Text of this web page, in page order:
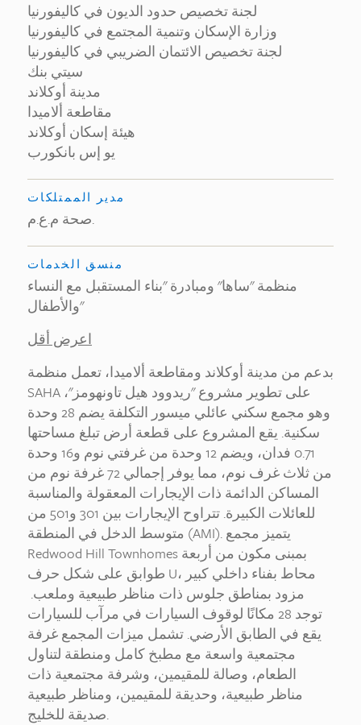
لجنة تخصيص حدود الديون في كاليفورنيا
وزارة الإسكان وتنمية المجتمع في كاليفورنيا
لجنة تخصيص الائتمان الضريبي في كاليفورنيا
سيتي بنك
مدينة أوكلاند
مقاطعة ألاميدا
هيئة إسكان أوكلاند
يو إس بانكورب
مدير الممتلكات
صحة م.ع.م.
منسق الخدمات
منظمة "ساها" ومبادرة "بناء المستقبل مع النساء
والأطفال"
اعرض أقل
بدعم من مدينة أوكلاند ومقاطعة ألاميدا، تعمل منظمة
SAHA على تطوير مشروع "ريدوود هيل تاونهومز"،
وهو مجمع سكني عائلي ميسور التكلفة يضم 28 وحدة
سكنية. يقع المشروع على قطعة أرض تبلغ مساحتها
0.71 فدان، ويضم 12 وحدة من غرفتي نوم و16 وحدة
من ثلاث غرف نوم، مما يوفر إجمالي 72 غرفة نوم من
المساكن الدائمة ذات الإيجارات المعقولة والمناسبة
للعائلات الكبيرة. تتراوح الإيجارات بين 301 و501 من
متوسط الدخل في المنطقة (AMI). يتميز مجمع
Redwood Hill Townhomes بمبنى مكون من أربعة
طوابق على شكل حرف U، محاط بفناء داخلي كبير
مزود بمناطق جلوس ذات مناظر طبيعية وملعب.
توجد 28 مكانًا لوقوف السيارات في مرآب للسيارات
يقع في الطابق الأرضي. تشمل ميزات المجمع غرفة
مجتمعية واسعة مع مطبخ كامل ومنطقة لتناول
الطعام، وصالة للمقيمين، وشرفة مجتمعية ذات
مناظر طبيعية، وحديقة للمقيمين، ومناظر طبيعية
صديقة للخليج.